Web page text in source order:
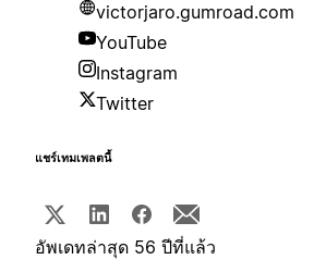
victorjaro.gumroad.com
YouTube
Instagram
Twitter
แชร์เทมเพลตนี้
อัพเดทล่าสุด 56 ปีที่แล้ว